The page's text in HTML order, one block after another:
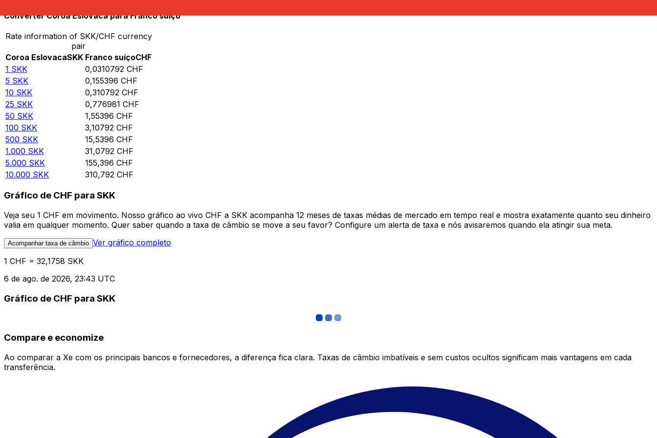
Converter Coroa Eslovaca para Franco suíço
Rate information of SKK/CHF currency
pair
Coroa EslovacaSKK Franco suíçoCHF
1 SKK 0,0310792 CHF
5 SKK 0,155396 CHF
10 SKK 0,310792 CHF
25 SKK 0,776981 CHF
50 SKK 1,55396 CHF
100 SKK 3,10792 CHF
500 SKK 15,5396 CHF
1.000 SKK 31,0792 CHF
5.000 SKK 155,396 CHF
10.000 SKK 310,792 CHF
Gráfico de CHF para SKK
Veja seu 1 CHF em movimento. Nosso gráfico ao vivo CHF a SKK acompanha 12 meses de taxas médias de mercado em tempo real e mostra exatamente quanto seu dinheiro
valia em qualquer momento. Quer saber quando a taxa de câmbio se move a seu favor? Configure um alerta de taxa e nós avisaremos quando ela atingir sua meta.
Acompanhar taxa de câmbio Ver gráfico completo
1 CHF = 32,1758 SKK
6 de ago. de 2026, 23:43 UTC
Gráfico de CHF para SKK
Compare e economize
Ao comparar a Xe com os principais bancos e fornecedores, a diferença fica clara. Taxas de câmbio imbatíveis e sem custos ocultos significam mais vantagens em cada
transferência.